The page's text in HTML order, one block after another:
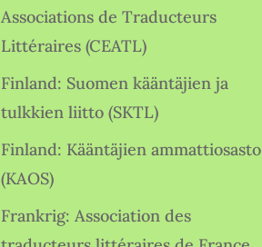
Associations de Traducteurs
Littéraires (CEATL)
Finland: Suomen kääntäjien ja
tulkkien liitto (SKTL)
Finland: Kääntäjien ammattiosasto
(KAOS)
Frankrig: Association des